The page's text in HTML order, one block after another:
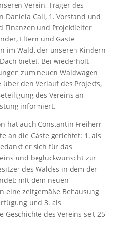
Verein, Träger des
Daniela Gall, 1. Vorstand und
Finanzen und Projektleiter
Eltern und Gäste
im Wald, der unseren Kindern
bietet. Bei wiederholt
zum neuen Waldwagen
den Verlauf des Projekts,
des Vereins an
informiert.
hat auch Constantin Freiherr
an die Gäste gerichtet: 1. als
er sich für das
und beglückwünscht zur
des Waldes in dem der
mit dem neuen
eine zeitgemäße Behausung
und 3. als
Geschichte des Vereins seit 25